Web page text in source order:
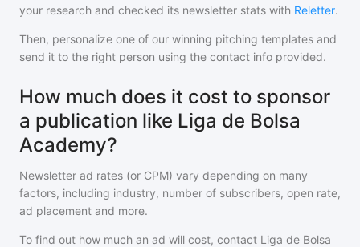
your research and checked its newsletter stats with Reletter.
Then, personalize one of our winning pitching templates and
send it to the right person using the contact info provided.
How much does it cost to sponsor
a publication like Liga de Bolsa
Academy?
Newsletter ad rates (or CPM) vary depending on many
factors, including industry, number of subscribers, open rate,
ad placement and more.
To find out how much an ad will cost, contact Liga de Bolsa